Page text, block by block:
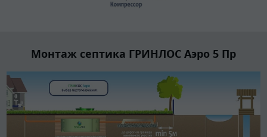
Монтаж септика ГРИНЛОС Аэро 5 Пр